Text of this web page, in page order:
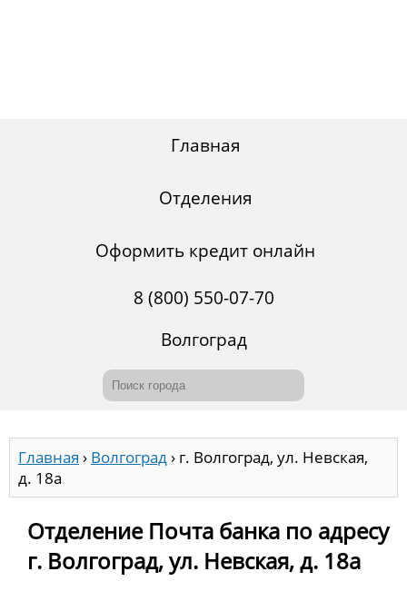
Главная
Отделения
Оформить кредит онлайн
8 (800) 550-07-70
Волгоград
Главная › Волгоград› г. Волгоград, ул. Невская,
д. 18а
Отделение Почта банка по адресу
г. Волгоград, ул. Невская, д. 18а